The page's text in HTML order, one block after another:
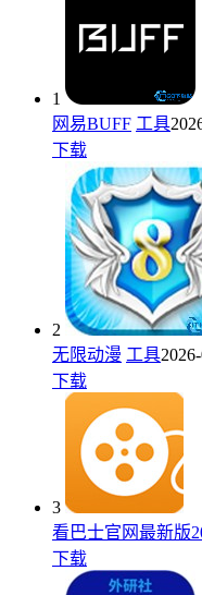
1
网易BUFF 工具
下载
2
无限动漫 工具
下载
3
看巴士官网最新版
下载